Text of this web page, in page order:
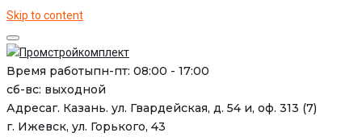
Skip to content
Время работыпн-пт: 08:00 - 17:00
сб-вс: выходной
Адресаг. Казань. ул. Гвардейская, д. 54 и, оф. 313 (7)
г. Ижевск, ул. Горького, 43